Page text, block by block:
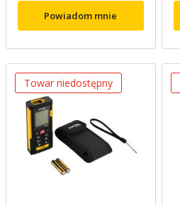
Powiadom mnie
Towar niedostępny